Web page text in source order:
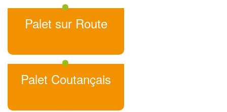
Palet sur Route
Palet Coutançais